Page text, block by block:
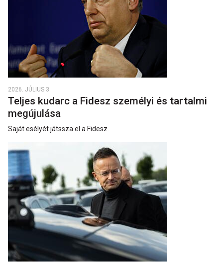
2026. JÚLIUS 3.
Teljes kudarc a Fidesz személyi és tartalmi
megújulása
Saját esélyét játssza el a Fidesz.